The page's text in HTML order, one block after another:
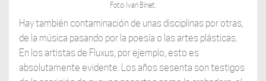
Foto: Ivan Binet.
Hay también contaminación de unas disciplinas por otras,
de la música pasando por la poesía o las artes plásticas.
En los artistas de Fluxus, por ejemplo, esto es
absolutamente evidente. Los años sesenta son testigos